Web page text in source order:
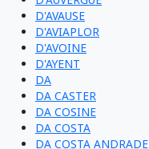
D'AVAUSE
D'AVIAPLOR
D'AVOINE
D'AYENT
DA
DA CASTER
DA COSINE
DA COSTA
DA COSTA ANDRADE